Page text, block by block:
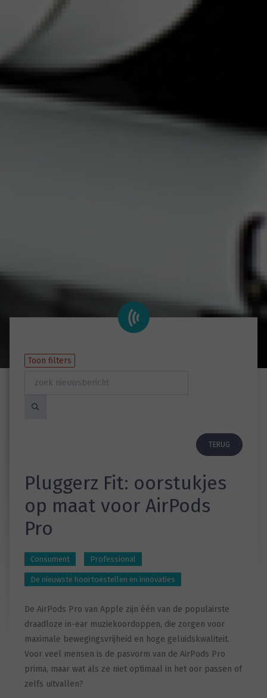
Toon filters
TERUG
Pluggerz Fit: oorstukjes
op maat voor AirPods
Pro
Consument Professional
De nieuwste hoortoestellen en innovaties
De AirPods Pro van Apple zijn één van de populairste
draadloze in-ear muziekoordoppen, die zorgen voor
maximale bewegingsvrijheid en hoge geluidskwaliteit.
Voor veel mensen is de pasvorm van de AirPods Pro
prima, maar wat als ze niet optimaal in het oor passen of
zelfs uitvallen?